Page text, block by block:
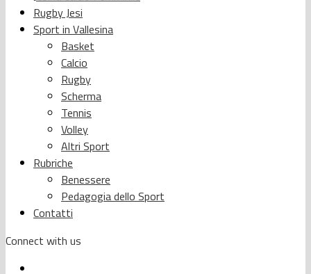
Rugby Jesi
Sport in Vallesina
Basket
Calcio
Rugby
Scherma
Tennis
Volley
Altri Sport
Rubriche
Benessere
Pedagogia dello Sport
Contatti
Connect with us